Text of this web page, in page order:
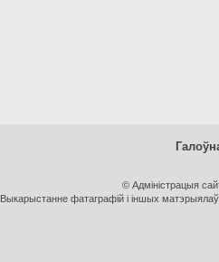
© Адміністрацыя
Выкарыстанне фатаграфій і іншых